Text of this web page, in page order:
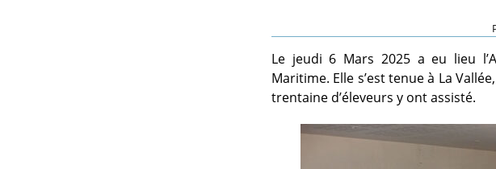
Le jeudi 6 Mars 2025 a eu lieu
Maritime. Elle s’est tenue à La
trentaine d’éleveurs y ont assisté.